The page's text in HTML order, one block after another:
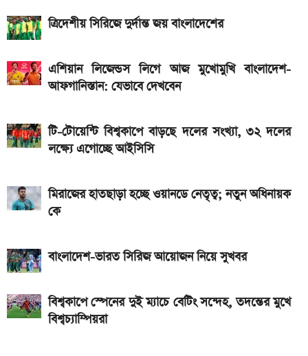
নতুন পে-স্কেল কার্যকর হলে যেভাবে বকেয়া বেতন পাবেন
সরকারি চাকরিজীবীরা
দেশের বাজারে আজ ১৮, ২১ ও ২২ ক্যারেট একভরি সোনার
দাম
দেশে আজ একভরি ২১ ক্যারেট স্বর্ণের দাম
ত্রিদেশীয় সিরিজে দুর্দান্ত জয় বাংলাদেশের
এশিয়ান লিজেন্ডস লিগে আজ মুখোমুখি বাংলাদেশ-
আফগানিস্তান: যেভাবে দেখবেন
টি-টোয়েন্টি বিশ্বকাপে বাড়ছে দলের সংখ্যা, ৩২ দলের
লক্ষ্যে এগোচ্ছে আইসিসি
মিরাজের হাতছাড়া হচ্ছে ওয়ানডে নেতৃত্ব; নতুন অধিনায়ক
কে
বাংলাদেশ-ভারত সিরিজ আয়োজন নিয়ে সুখবর
বিশ্বকাপে স্পেনের দুই ম্যাচে বেটিং সন্দেহ, তদন্তের মুখে
বিশ্বচ্যাম্পিয়রা